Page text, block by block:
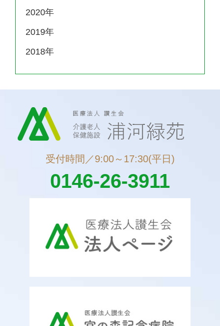
2020
2019
2018
受付時間／9:00～17:30(平日)
0146-26-3911